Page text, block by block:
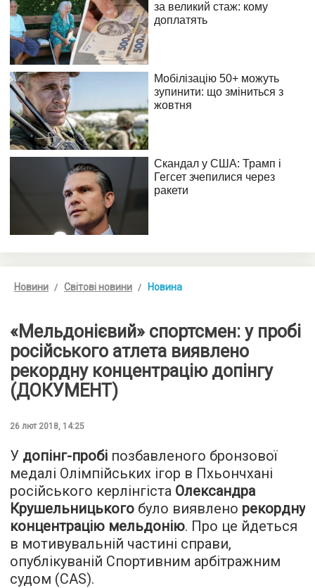
Новини Світові новини Новина
«Мельдонієвий» спортсмен: у пробі
російського атлета виявлено
рекордну концентрацію допінгу
(ДОКУМЕНТ)
26 лют 2018, 14:25
У допінг-пробі позбавленого бронзової
медалі Олімпійських ігор в Пхьончхані
російського керлінгіста Олександра
Крушельницького було виявлено рекордну
концентрацію мельдонію. Про це йдеться
в мотивувальній частині справи,
опублікуваній Спортивним арбітражним
судом (CAS).